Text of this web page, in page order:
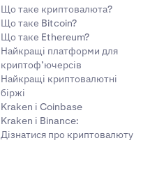
Що таке криптовалюта?
Що таке Bitcoin?
Що таке Ethereum?
Найкращі платформи для
криптоф’ючерсів
Найкращі криптовалютні
біржі
Kraken і Coinbase
Kraken і Binance:
Дізнатися про криптовалюту